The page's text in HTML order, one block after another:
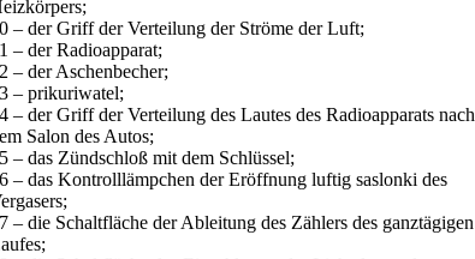
– der Griff der Verteilung der Ströme der Luft;
– der Radioapparat;
– der Aschenbecher;
– prikuriwatel;
– der Griff der Verteilung des Lautes des Radioapparats nach
Salon des Autos;
– das Zündschloß mit dem Schlüssel;
– das Kontrolllämpchen der Eröffnung luftig saslonki des
– die Schaltfläche der Ableitung des Zählers des ganztägigen